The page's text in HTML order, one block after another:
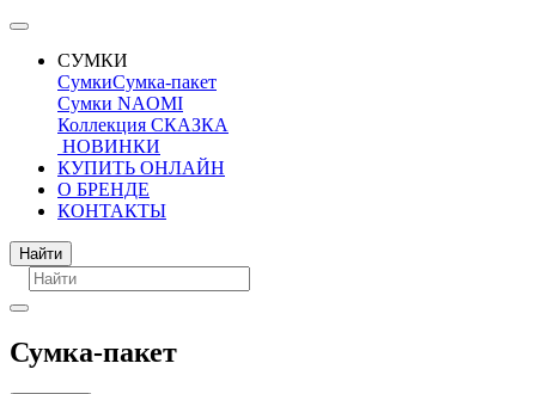
СУМКИ
СумкиСумка-пакет
Сумки NAOMI
Коллекция СКАЗКА
НОВИНКИ
КУПИТЬ ОНЛАЙН
О БРЕНДЕ
КОНТАКТЫ
Поиск
Найти
Сумка-пакет